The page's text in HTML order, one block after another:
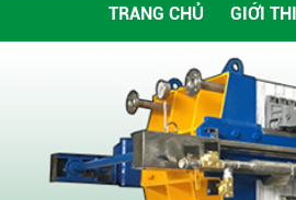
TRANG CHỦ GIỚI